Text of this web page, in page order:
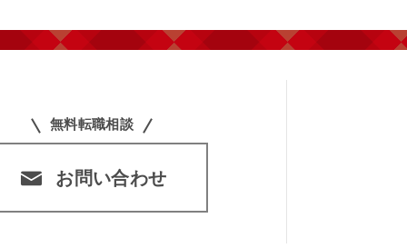
無料転職相談
お問い合わせ